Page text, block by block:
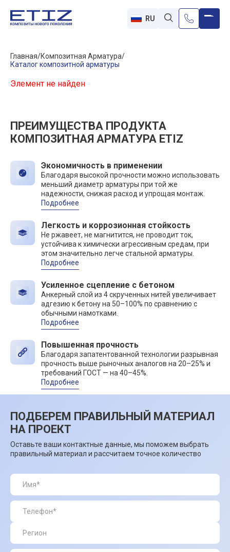
RU
Главная Композитная Арматура
Каталог композитной арматуры
Элемент не найден
ПРЕИМУЩЕСТВА ПРОДУКТА
КОМПОЗИТНАЯ АРМАТУРА ETIZ
Экономичность в применении
Благодаря высокой прочности можно использовать
меньший диаметр арматуры при той же
надежности, снижая расход и упрощая монтаж.
Подробнее
Легкость и коррозионная стойкость
Не ржавеет, не магнитится, не проводит ток,
устойчива к химически агрессивным средам, при
этом значительно легче стальной арматуры.
Подробнее
Усиленное сцепление с бетоном
Анкерный слой из 4 скрученных нитей увеличивает
адгезию к бетону на 50–100% по сравнению с
обычными намотками.
Подробнее
Повышенная прочность
Благодаря запатентованной технологии разрывная
прочность выше рыночных аналогов на 20–25% и
требований ГОСТ — на 40–45%.
Подробнее
ПОДБЕРЕМ ПРАВИЛЬНЫЙ МАТЕРИАЛ
НА ПРОЕКТ
Оставьте ваши контактные данные, мы поможем выбрать
правильный материал и рассчитаем точное количество